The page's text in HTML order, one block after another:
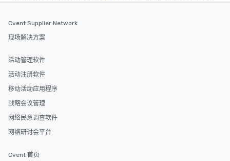
Cvent Supplier Network
现场解决方案
活动管理软件
活动注册软件
移动活动应用程序
战略会议管理
网络民意调查软件
网络研讨会平台
Cvent 首页